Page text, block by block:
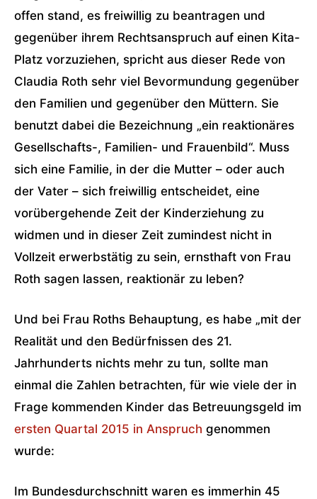
offen stand, es freiwillig zu beantragen und
gegenüber ihrem Rechtsanspruch auf einen Kita-
Platz vorzuziehen, spricht aus dieser Rede von
Claudia Roth sehr viel Bevormundung gegenüber
den Familien und gegenüber den Müttern. Sie
benutzt dabei die Bezeichnung „ein reaktionäres
Gesellschafts-, Familien- und Frauenbild“. Muss
sich eine Familie, in der die Mutter – oder auch
der Vater – sich freiwillig entscheidet, eine
vorübergehende Zeit der Kinderziehung zu
widmen und in dieser Zeit zumindest nicht in
Vollzeit erwerbstätig zu sein, ernsthaft von Frau
Roth sagen lassen, reaktionär zu leben?
Und bei Frau Roths Behauptung, es habe „mit der
Realität und den Bedürfnissen des 21.
Jahrhunderts nichts mehr zu tun, sollte man
einmal die Zahlen betrachten, für wie viele der in
Frage kommenden Kinder das Betreuungsgeld im
ersten Quartal 2015 in Anspruch genommen
wurde:
Im Bundesdurchschnitt waren es immerhin 45